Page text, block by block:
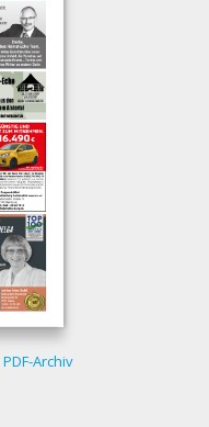
PDF-Archiv